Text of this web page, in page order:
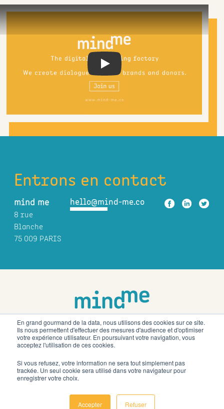
En grand gourmand de la data, nous utilisons des cookies sur ce site.
Ils nous permettent d'effectuer des mesures d'audience et d'optimiser
votre expérience utilisateur. En poursuivant votre navigation, vous
acceptez l'utilisation de ces cookies.
Si vous refusez, votre information ne sera tout simplement pas
trackée. Un seul cookie sera utilisé dans votre navigateur pour
enregistrer votre choix.
Accepter Refuser
Play
Entrons en contact
mind me
8 rue
Blanche
75 009 PARIS
hello@mind-me.co
mind meest membre du réseau de fundraising européen
Nos offres d'emploi